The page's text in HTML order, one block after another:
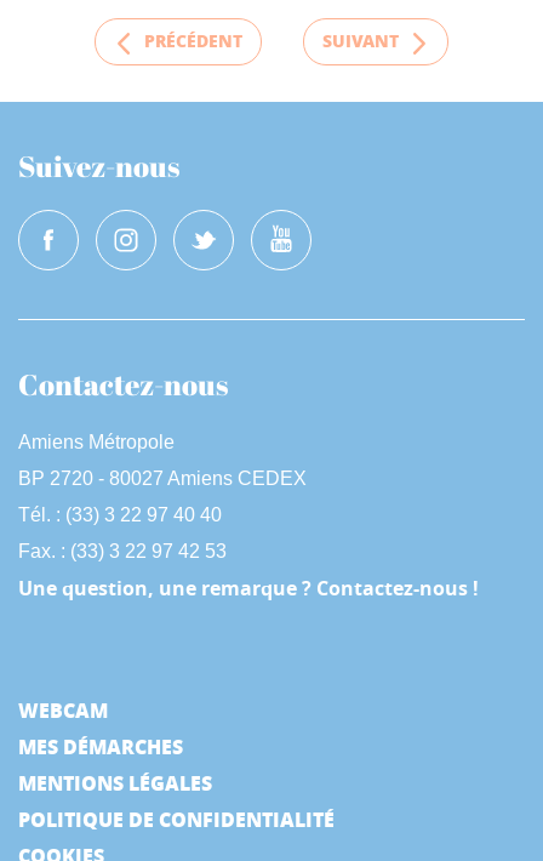
PRÉCÉDENT SUIVANT
Suivez-nous
Contactez-nous
Amiens Métropole
BP 2720 - 80027 Amiens CEDEX
Tél. : (33) 3 22 97 40 40
Fax. : (33) 3 22 97 42 53
Une question, une remarque ? Contactez-nous !
WEBCAM
MES DÉMARCHES
MENTIONS LÉGALES
POLITIQUE DE CONFIDENTIALITÉ
COOKIES